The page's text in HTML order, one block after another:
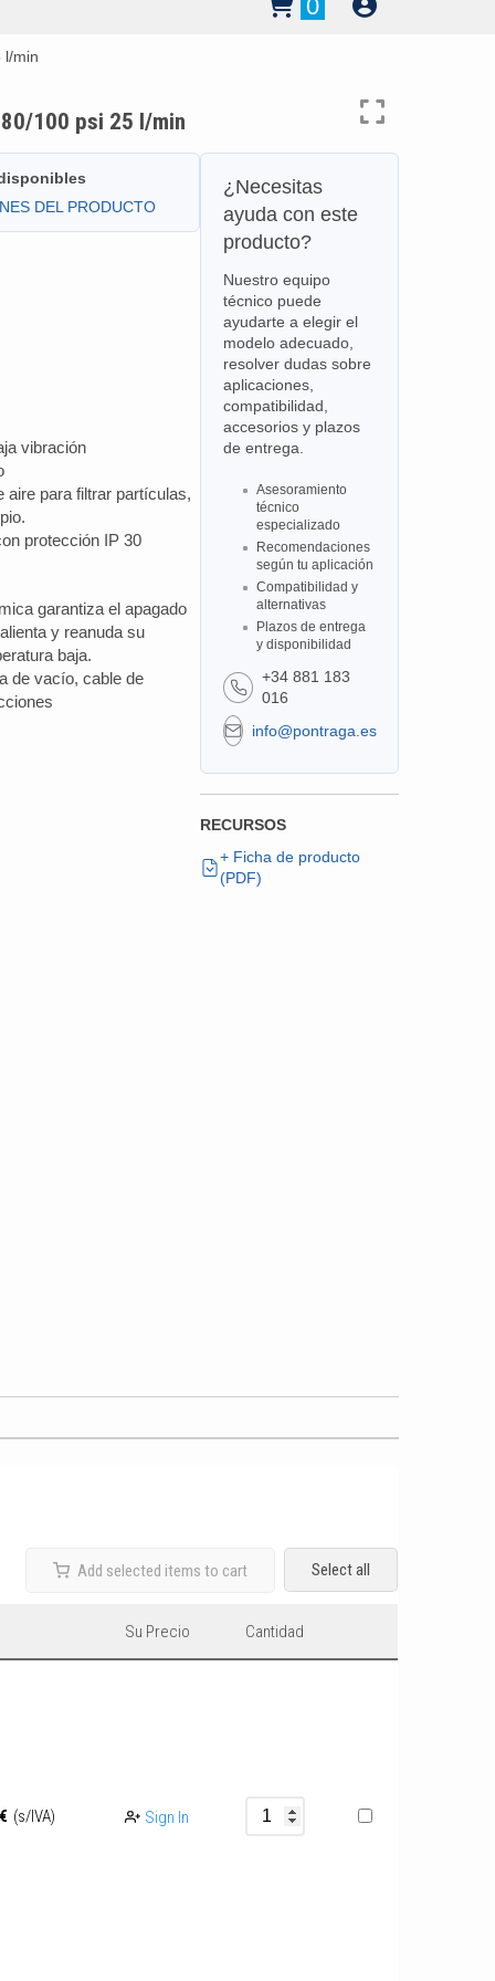
0
l/min
100 psi 25 l/min
DEL PRODUCTO
vibración
aire para filtrar partículas,
protección IP 30
garantiza el apagado
y reanuda su
baja.
de vacío, cable de
¿Necesitas
ayuda con este
producto?
Nuestro equipo
técnico puede
ayudarte a elegir el
modelo adecuado,
resolver dudas sobre
aplicaciones,
compatibilidad,
accesorios y plazos
de entrega.
Asesoramiento
técnico
especializado
Recomendaciones
según tu aplicación
Compatibilidad y
alternativas
Plazos de entrega
y disponibilidad
+34 881 183
016
info@pontraga.es
RECURSOS
+ Ficha de producto
(PDF)
Add selected items to cart Select all
Su Precio Cantidad
€ (s/IVA) Sign In